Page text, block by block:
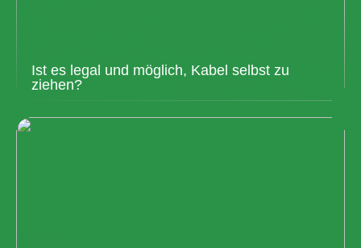
Ist es legal und möglich, Kabel selbst zu
ziehen?